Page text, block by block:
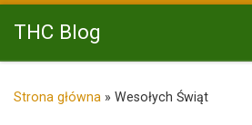
Przejdź do treści
THC Blog
Strona główna » Wesołych Świąt